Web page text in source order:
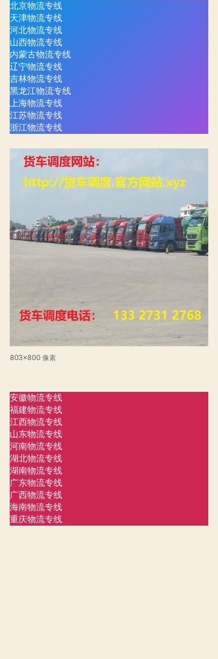
北京物流专线
天津物流专线
河北物流专线
山西物流专线
内蒙古物流专线
辽宁物流专线
吉林物流专线
黑龙江物流专线
上海物流专线
江苏物流专线
浙江物流专线
803×800 像素
安徽物流专线
福建物流专线
江西物流专线
山东物流专线
河南物流专线
湖北物流专线
湖南物流专线
广东物流专线
广西物流专线
海南物流专线
重庆物流专线